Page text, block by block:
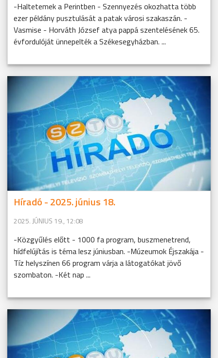
-Haltetemek a Perintben - Szennyezés okozhatta több
ezer példány pusztulását a patak városi szakaszán. -
Vasmise - Horváth József atya pappá szentelésének 65.
évfordulóját ünnepelték a Székesegyházban. ...
Híradó - 2025. június 18.
2025. JÚNIUS 19., 12:08
-Közgyűlés előtt - 1000 fa program, buszmenetrend,
hídfelújítás is téma lesz júniusban. -Múzeumok Éjszakája -
Tíz helyszínen 66 program várja a látogatókat jövő
szombaton. -Két nap ...